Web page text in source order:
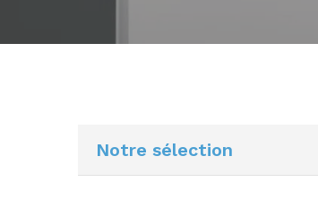
Notre sélection